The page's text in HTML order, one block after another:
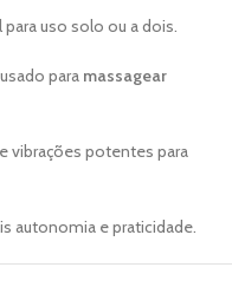
para uso solo ou a dois.
para massagear
vibrações potentes para
autonomia e praticidade.